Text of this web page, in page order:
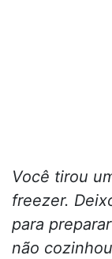
Você tirou
freezer.
para
não